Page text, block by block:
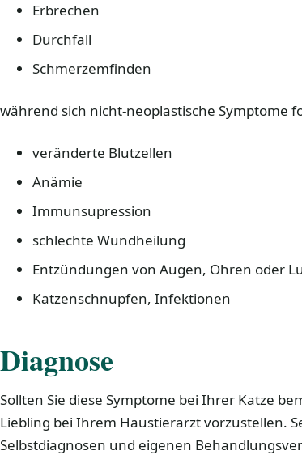
Erbrechen
Durchfall
Schmerzemfinden
während sich nicht-neoplastische Symptome
veränderte Blutzellen
Anämie
Immunsupression
schlechte Wundheilung
Entzündungen von Augen, Ohren oder
Katzenschnupfen, Infektionen
Diagnose
Sollten Sie diese Symptome bei Ihrer Katze
Liebling bei Ihrem Haustierarzt vorzustellen.
Selbstdiagnosen und eigenen